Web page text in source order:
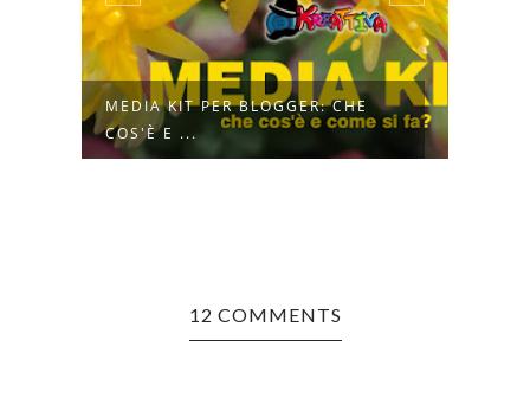
MEDIA KIT PER BLOGGER: CHE
COS'È E ...
12 COMMENTS